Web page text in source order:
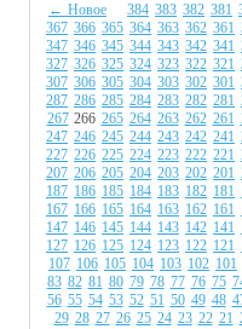
← Новое 384 383 382 381
367 366 365 364 363 362 361
347 346 345 344 343 342 341
327 326 325 324 323 322 321
307 306 305 304 303 302 301
287 286 285 284 283 282 281
267 266 265 264 263 262 261
247 246 245 244 243 242 241
227 226 225 224 223 222 221
207 206 205 204 203 202 201
187 186 185 184 183 182 181
167 166 165 164 163 162 161
147 146 145 144 143 142 141
127 126 125 124 123 122 121
107 106 105 104 103 102 101
83 82 81 80 79 78 77 76 75
56 55 54 53 52 51 50 49 48
29 28 27 26 25 24 23 22 21